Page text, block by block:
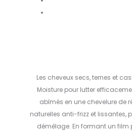
Les cheveux secs, ternes et
Moisture pour lutter
abîmés en une chevelure de
naturelles anti-frizz et lissantes,
démêlage. En formant un